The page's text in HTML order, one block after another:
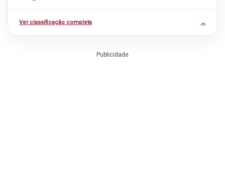
Ver classificação completa →
Publicidade